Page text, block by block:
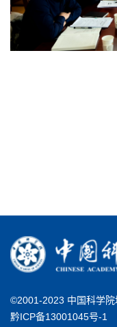
©2001-2023 中国科学
黔ICP备13001045号-1